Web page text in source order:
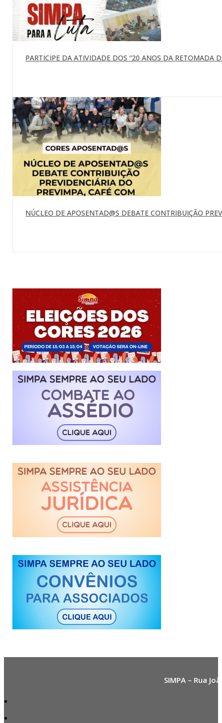
PARTICIPE DA ATIVIDADE DOS “20 ANOS DA RETOMADA
NÚCLEO DE APOSENTAD@S DEBATE CONTRIBUIÇÃO
SIMPA – Rua